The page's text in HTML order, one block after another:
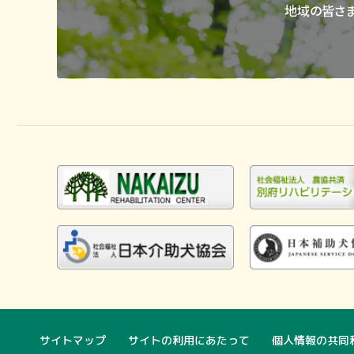
地域の皆さ
サイトマップ サイトの利用にあたって 個人情報の共同